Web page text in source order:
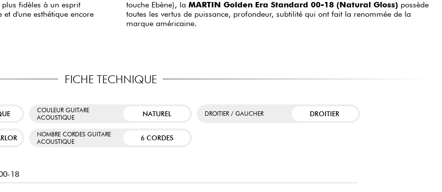
fidèles à un esprit
touche Ebène), laMARTIN Golden Era Standard 00-18 (Natural Gloss) possède
toutes les vertus de puissance, profondeur, subtilité qui ont fait la renommée de la
marque américaine.
FICHE TECHNIQUE
COULEUR GUITARE
ACOUSTIQUE
NATUREL DROITIER / GAUCHER DROITIER
NOMBRE CORDES GUITARE
ACOUSTIQUE
6 CORDES
18